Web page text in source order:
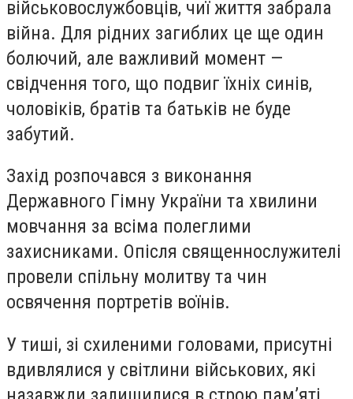
військовослужбовців, чиї життя забрала
війна. Для рідних загиблих це ще один
болючий, але важливий момент —
свідчення того, що подвиг їхніх синів,
чоловіків, братів та батьків не буде
забутий.
Захід розпочався з виконання
Державного Гімну України та хвилини
мовчання за всіма полеглими
захисниками. Опісля священнослужителі
провели спільну молитву та чин
освячення портретів воїнів.
У тиші, зі схиленими головами, присутні
вдивлялися у світлини військових, які